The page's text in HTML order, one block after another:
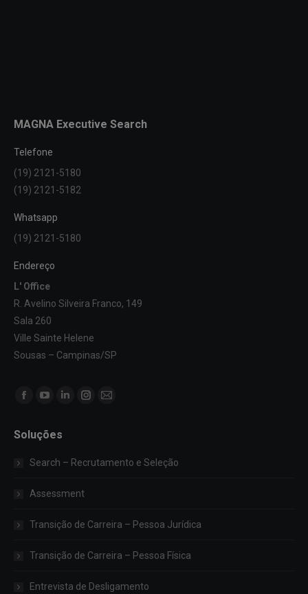
MAGNA Executive Search
Telefone
(19) 2121-5180
(19) 2121-5182
Whatsapp
(19) 2121-5180
Endereço
L' Office
R. Avelino Silveira Franco, 149
Sala 260
Ville Sainte Helene
Sousas – Campinas/SP
Encontre-nos em:
Facebook
opens
in
window
YouTube
opens
window
Linkedin
in
window
Instagram
Mail
Soluções
Search – Recrutamento e Seleção
Assessment
Transição de Carreira – Pessoa Jurídica
Transição de Carreira – Pessoa Física
Entrevista de Desligamento